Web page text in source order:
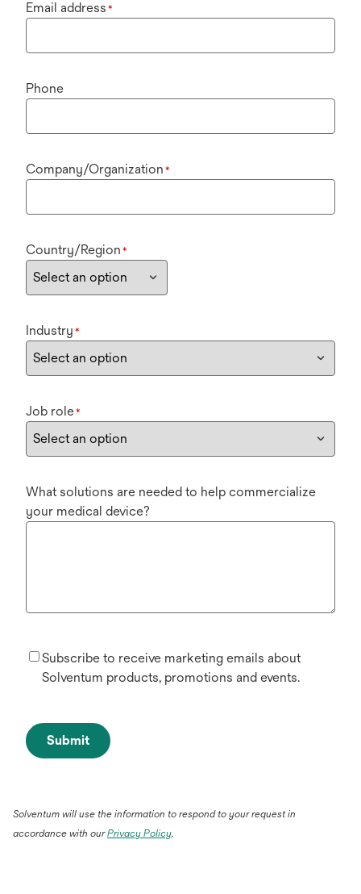
Email address *
Phone
Company/Organization *
Country/Region *
Industry *
Job role*
What solutions are needed to help commercialize
your medical device?
Subscribe to receive marketing emails about
Solventum products, promotions and events.
Submit
Solventum will use the information to respond to your request in
accordance with ourPrivacy Policy.